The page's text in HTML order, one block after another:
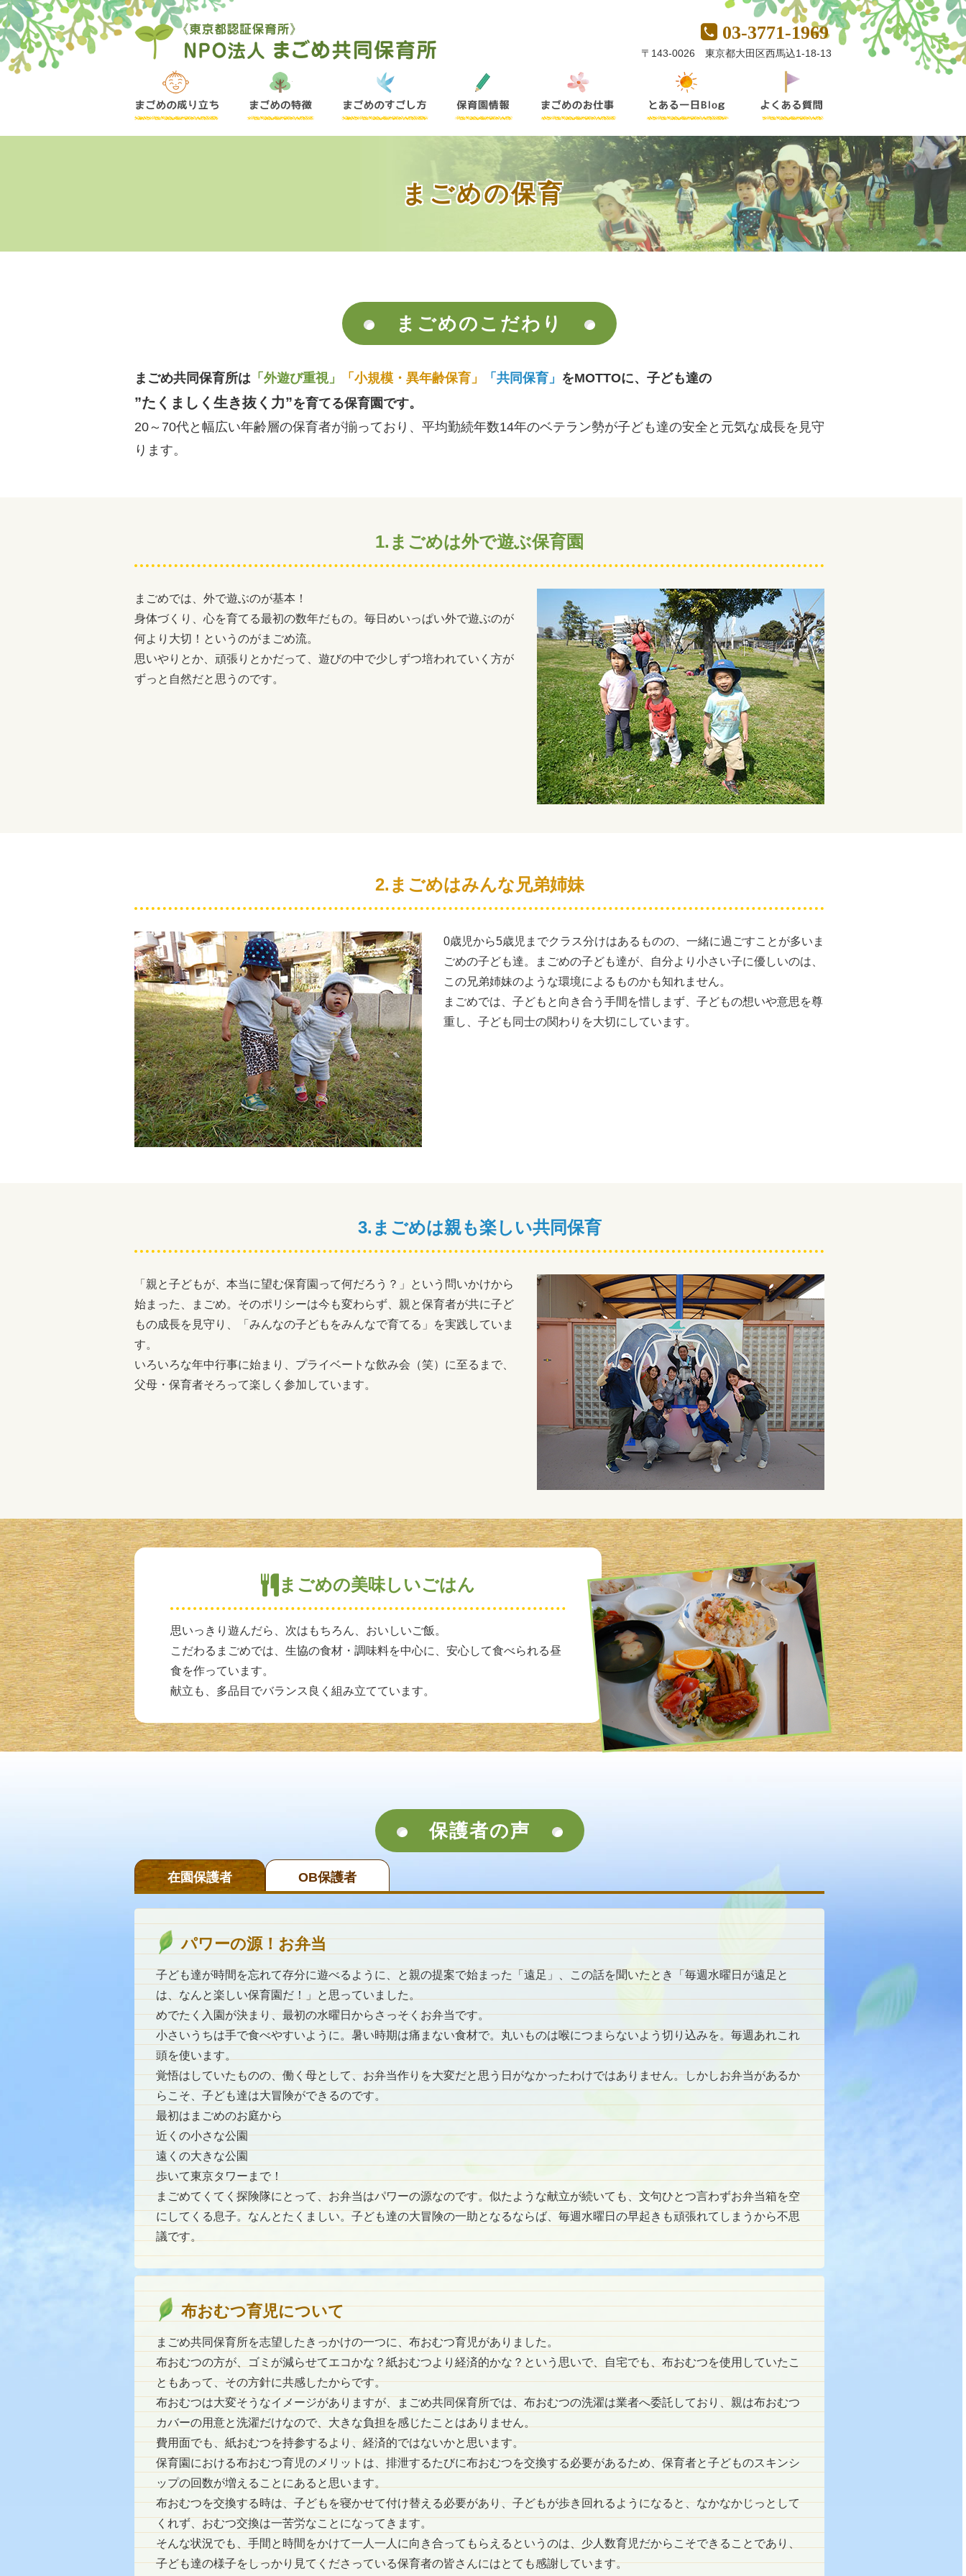
03-3771-1969
〒143-0026 東京都大田区西馬込1-18-13
まごめの保育
まごめのこだわり
まごめ共同保育所は 「外遊び重視」 「小規模・異年齢保育」 「共同保育」 をMOTTOに、子ども達の
”たくましく生き抜く力”を育てる保育園です。
20～70代と幅広い年齢層の保育者が揃っており、平均勤続年数14年のベテラン勢が子ども達の安全と元気な成長を見守
ります。
1.まごめは外で遊ぶ保育園
まごめでは、外で遊ぶのが基本！
身体づくり、心を育てる最初の数年だもの。毎日めいっぱい外で遊ぶのが
何より大切！というのがまごめ流。
思いやりとか、頑張りとかだって、遊びの中で少しずつ培われていく方が
ずっと自然だと思うのです。
2.まごめはみんな兄弟姉妹
0歳児から5歳児までクラス分けはあるものの、一緒に過ごすことが多いま
ごめの子ども達。まごめの子ども達が、自分より小さい子に優しいのは、
この兄弟姉妹のような環境によるものかも知れません。
まごめでは、子どもと向き合う手間を惜しまず、子どもの想いや意思を尊
重し、子ども同士の関わりを大切にしています。
3.まごめは親も楽しい共同保育
「親と子どもが、本当に望む保育園って何だろう？」という問いかけから
始まった、まごめ。そのポリシーは今も変わらず、親と保育者が共に子ど
もの成長を見守り、「みんなの子どもをみんなで育てる」を実践していま
す。
いろいろな年中行事に始まり、プライベートな飲み会（笑）に至るまで、
父母・保育者そろって楽しく参加しています。
まごめの美味しいごはん
思いっきり遊んだら、次はもちろん、おいしいご飯。
こだわるまごめでは、生協の食材・調味料を中心に、安心して食べられる昼
食を作っています。
献立も、多品目でバランス良く組み立てています。
保護者の声
在園保護者 OB保護者
パワーの源！お弁当
子ども達が時間を忘れて存分に遊べるように、と親の提案で始まった「遠足」、この話を聞いたとき「毎週水曜日が遠足と
は、なんと楽しい保育園だ！」と思っていました。
めでたく入園が決まり、最初の水曜日からさっそくお弁当です。
小さいうちは手で食べやすいように。暑い時期は痛まない食材で。丸いものは喉につまらないよう切り込みを。毎週あれこれ
頭を使います。
覚悟はしていたものの、働く母として、お弁当作りを大変だと思う日がなかったわけではありません。しかしお弁当があるか
らこそ、子ども達は大冒険ができるのです。
最初はまごめのお庭から
近くの小さな公園
遠くの大きな公園
歩いて東京タワーまで！
まごめてくてく探険隊にとって、お弁当はパワーの源なのです。似たような献立が続いても、文句ひとつ言わずお弁当箱を空
にしてくる息子。なんとたくましい。子ども達の大冒険の一助となるならば、毎週水曜日の早起きも頑張れてしまうから不思
議です。
布おむつ育児について
まごめ共同保育所を志望したきっかけの一つに、布おむつ育児がありました。
布おむつの方が、ゴミが減らせてエコかな？紙おむつより経済的かな？という思いで、自宅でも、布おむつを使用していたこ
ともあって、その方針に共感したからです。
布おむつは大変そうなイメージがありますが、まごめ共同保育所では、布おむつの洗濯は業者へ委託しており、親は布おむつ
カバーの用意と洗濯だけなので、大きな負担を感じたことはありません。
費用面でも、紙おむつを持参するより、経済的ではないかと思います。
保育園における布おむつ育児のメリットは、排泄するたびに布おむつを交換する必要があるため、保育者と子どものスキンシ
ップの回数が増えることにあると思います。
布おむつを交換する時は、子どもを寝かせて付け替える必要があり、子どもが歩き回れるようになると、なかなかじっとして
くれず、おむつ交換は一苦労なことになってきます。
そんな状況でも、手間と時間をかけて一人一人に向き合ってもらえるというのは、少人数育児だからこそできることであり、
子ども達の様子をしっかり見てくださっている保育者の皆さんにはとても感謝しています。